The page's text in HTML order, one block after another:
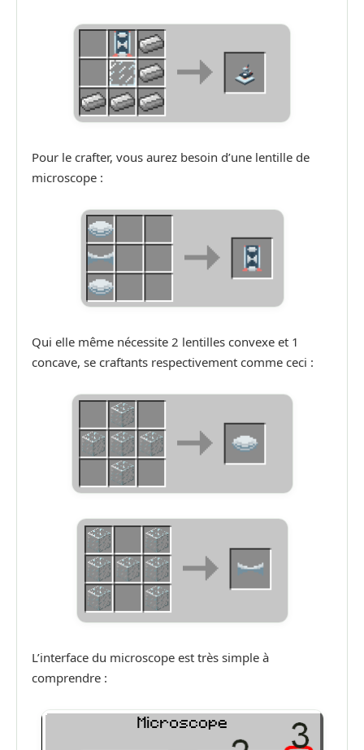
Pour le crafter, vous aurez besoin d’une lentille de
microscope :
Qui elle même nécessite 2 lentilles convexe et 1
concave, se craftants respectivement comme ceci :
L’interface du microscope est très simple à
comprendre :